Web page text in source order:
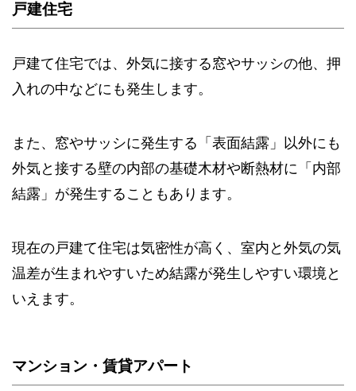
戸建住宅
戸建て住宅では、外気に接する窓やサッシの他、押
入れの中などにも発生します。
また、窓やサッシに発生する「表面結露」以外にも
外気と接する壁の内部の基礎木材や断熱材に「内部
結露」が発生することもあります。
現在の戸建て住宅は気密性が高く、室内と外気の気
温差が生まれやすいため結露が発生しやすい環境と
いえます。
マンション・賃貸アパート